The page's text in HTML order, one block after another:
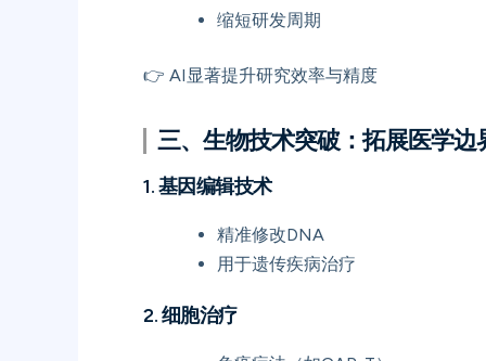
缩短研发周期
👉 AI显著提升研究效率与精度
三、生物技术突破：拓展医学边
1. 基因编辑技术
精准修改DNA
用于遗传疾病治疗
2. 细胞治疗